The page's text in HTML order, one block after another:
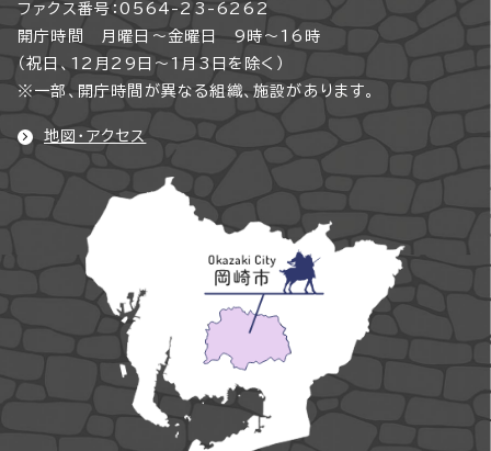
ファクス番号：0564-23-6262
開庁時間 月曜日～金曜日 9時～16時
（祝日、12月29日～1月3日を除く）
※一部、開庁時間が異なる組織、施設があります。
地図・アクセス